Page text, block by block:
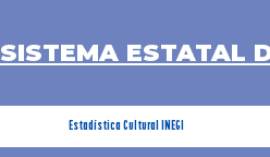
SISTEMA ESTATAL
Estadística Cultural INEGI